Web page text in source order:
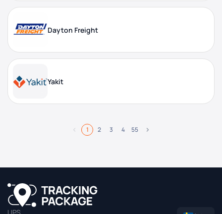
Dayton Freight
Yakit
1 2 3 4 55